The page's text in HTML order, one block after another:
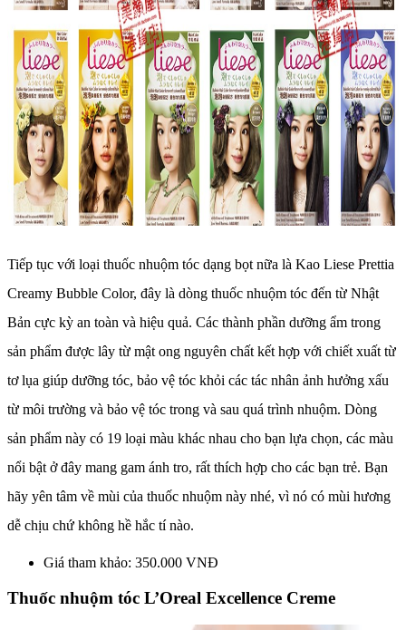
Tiếp tục với loại thuốc nhuộm tóc dạng bọt nữa là Kao Liese Prettia
Creamy Bubble Color, đây là dòng thuốc nhuộm tóc đến từ Nhật
Bản cực kỳ an toàn và hiệu quả. Các thành phần dưỡng ẩm trong
sản phẩm được lây từ mật ong nguyên chất kết hợp với chiết xuất từ
tơ lụa giúp dưỡng tóc, bảo vệ tóc khỏi các tác nhân ảnh hưởng xấu
từ môi trường và bảo vệ tóc trong và sau quá trình nhuộm. Dòng
sản phẩm này có 19 loại màu khác nhau cho bạn lựa chọn, các màu
nổi bật ở đây mang gam ánh tro, rất thích hợp cho các bạn trẻ. Bạn
hãy yên tâm về mùi của thuốc nhuộm này nhé, vì nó có mùi hương
dễ chịu chứ không hề hắc tí nào.
Giá tham khảo: 350.000 VNĐ
Thuốc nhuộm tóc L’Oreal Excellence Creme